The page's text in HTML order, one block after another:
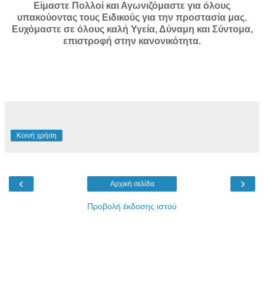
Είμαστε Πολλοί και Αγωνιζόμαστε για όλους
υπακούοντας τους Ειδικούς για την προστασία μας.
Ευχόμαστε σε όλους καλή Υγεία, Δύναμη και Σύντομα,
επιστροφή στην κανονικότητα.
Κοινή χρήση
‹ ›
Αρχική σελίδα
Προβολή έκδοσης ιστού